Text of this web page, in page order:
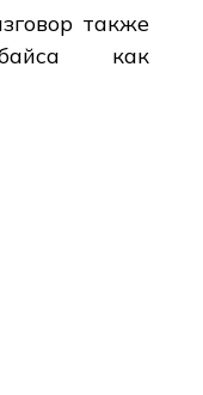
также
как